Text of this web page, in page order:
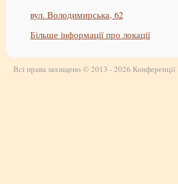
вул. Володимирська, 62
Більше інформації про локації
Всі права захищено © 2013 - 2026